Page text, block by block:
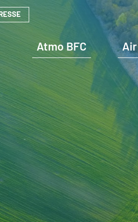
Navigation
principale
Atmo BFC Air